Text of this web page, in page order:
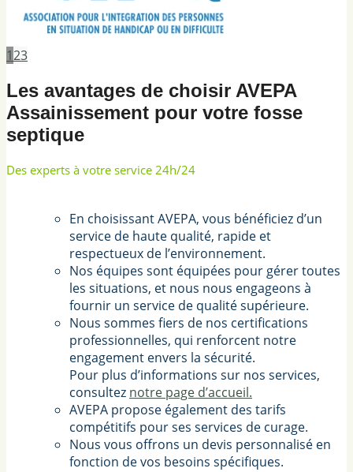
123
Les avantages de choisir AVEPA
Assainissement pour votre fosse
septique
Des experts à votre service 24h/24
En choisissant AVEPA, vous bénéficiez d’un
service de haute qualité, rapide et
respectueux de l’environnement.
Nos équipes sont équipées pour gérer toutes
les situations, et nous nous engageons à
fournir un service de qualité supérieure.
Nous sommes fiers de nos certifications
professionnelles, qui renforcent notre
engagement envers la sécurité.
Pour plus d’informations sur nos services,
consultez notre page d’accueil.
AVEPA propose également des tarifs
compétitifs pour ses services de curage.
Nous vous offrons un devis personnalisé en
fonction de vos besoins spécifiques.